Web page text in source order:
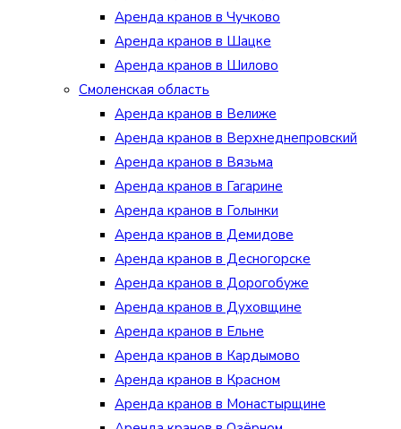
Аренда кранов в Чучково
Аренда кранов в Шацке
Аренда кранов в Шилово
Смоленская область
Аренда кранов в Велиже
Аренда кранов в Верхнеднепровский
Аренда кранов в Вязьма
Аренда кранов в Гагарине
Аренда кранов в Голынки
Аренда кранов в Демидове
Аренда кранов в Десногорске
Аренда кранов в Дорогобуже
Аренда кранов в Духовщине
Аренда кранов в Ельне
Аренда кранов в Кардымово
Аренда кранов в Красном
Аренда кранов в Монастырщине